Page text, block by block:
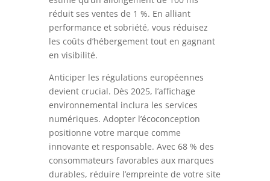
réduit ses ventes de 1 %. En alliant
performance et sobriété, vous réduisez
les coûts d’hébergement tout en gagnant
en visibilité.
Anticiper les régulations européennes
devient crucial. Dès 2025, l’affichage
environnemental inclura les services
numériques. Adopter l’écoconception
positionne votre marque comme
innovante et responsable. Avec 68 % des
consommateurs favorables aux marques
durables, réduire l’empreinte de votre site